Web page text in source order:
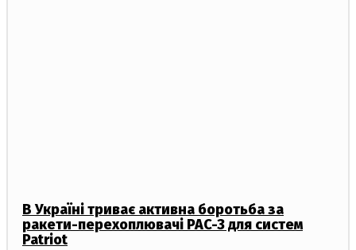
В Україні триває активна боротьба за
ракети-перехоплювачі PAC-3 для систем
Patriot